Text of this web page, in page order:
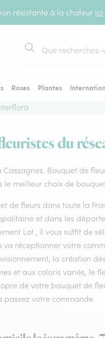
résistante à la chaleur ici
Rechercher
Roses Plantes
du
Bouquet de
le meilleur choix de
de fleurs dans toute la
et dans les
Lot , il vous suffit de
réceptionner votre
la création
et aux coloris variés, le
de votre bouquet de
passez votre commande.